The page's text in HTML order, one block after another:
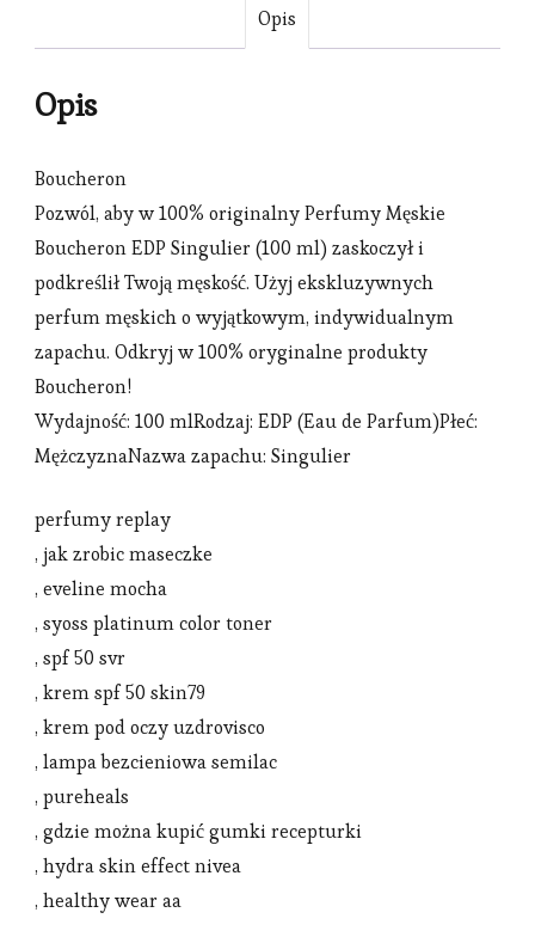
Opis
Opis
Boucheron
Pozwól, aby w 100% originalny Perfumy Męskie
Boucheron EDP Singulier (100 ml) zaskoczył i
podkreślił Twoją męskość. Użyj ekskluzywnych
perfum męskich o wyjątkowym, indywidualnym
zapachu. Odkryj w 100% oryginalne produkty
Boucheron!
Wydajność: 100 mlRodzaj: EDP (Eau de Parfum)Płeć:
MężczyznaNazwa zapachu: Singulier
perfumy replay
, jak zrobic maseczke
, eveline mocha
, syoss platinum color toner
, spf 50 svr
, krem spf 50 skin79
, krem pod oczy uzdrovisco
, lampa bezcieniowa semilac
, pureheals
, gdzie można kupić gumki recepturki
, hydra skin effect nivea
, healthy wear aa